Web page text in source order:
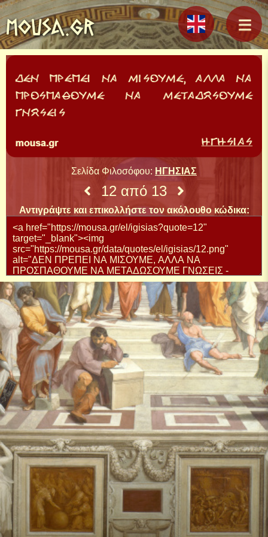
MOUSA.GR
Σελίδα Φιλοσόφου: ΗΓΗΣΙΑΣ
12 από 13
Αντιγράψτε και επικολλήστε τον ακόλουθο κώδικα: